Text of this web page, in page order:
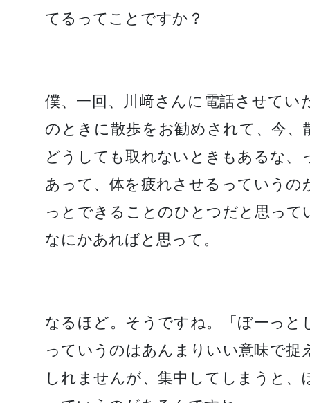
てるってことですか？
僕、一回、川﨑さんに電話させてい
のときに散歩をお勧めされて、今、
どうしても取れないときもあるな、
あって、体を疲れさせるっていうの
っとできることのひとつだと思って
なにかあればと思って。
なるほど。そうですね。「ぼーっと
っていうのはあんまりいい意味で捉
しれませんが、集中してしまうと、